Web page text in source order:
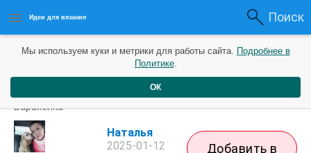
Идеи для вязания Поиск
Барахолка
Наталья
2025-01-12
Добавить в
Мы используем куки и метрики для работы сайта. Подробнее в
Политике.
ОК